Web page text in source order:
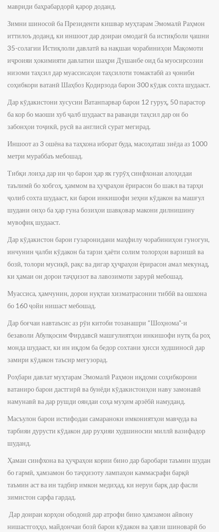
мавриди баҳрабардорӣ қарор доданд.
Зимни шиносоӣ ба Президенти кишвар муҳтарам Эмомалӣ Раҳмон
иттилоъ доданд, ки иншоот дар доираи омодагӣ ба истиқболи ҷашни
35-солагии Истиқлоли давлатӣ ва нақшаи чорабиниҳои Мақомоти
иҷроияи ҳокимияти давлатии шаҳри Душанбе оид ба муосирсозии
низоми таҳсил дар муассисаҳои таҳсилоти томактабӣ аз ҷониби
соҳибкори ватанӣ Шаҳбоз Қодирзода барои 300 кӯдак сохта шудааст.
Дар кӯдакистони хусусии Ватанпарвар барои 12 гуруҳ, 50 парастор
ба кор бо маоши хуб ҷалб шудааст ва раванди таҳсил дар он бо
забонҳои тоҷикӣ, русӣ ва англисӣ сурат мегирад.
Иншоот аз 3 ошёна ва таҳхона иборат буда, масоҳаташ зиёда аз 1000
метри мураббаъ мебошад.
Тибқи лоиҳа дар ин ҷо барои ҳар як гурӯҳ синфхонаи алоҳидаи
таълимӣ бо хобгоҳ, ҳаммом ва ҳуҷраҳои ёрирасон бо шакл ва тарҳи
ҷолиб сохта шудааст, ки барои инкишофи зеҳни кӯдакон ва машғул
шудани онҳо ба ҳар гуна бозиҳои шавқовар макони дилнишину
мувофиқ шудааст.
Дар кӯдакистон барои гузаронидани маҳфилу чорабиниҳои гуногун,
инчунин ҷалби кӯдакон ба тарзи ҳаёти солим толорҳои варзишӣ ва
бозӣ, толори мусиқӣ, рақс ва дигар ҳуҷраҳои ёрирасон амал мекунад,
ки ҳамаи он дорои таҷҳизот ва лавозимоти зарурӣ мебошад.
Муассиса, ҳамчунин, дорои нуқтаи хизматрасонии тиббӣ ва ошхона
бо 160 ҷойи нишаст мебошад.
Дар боғчаи навтаъсис аз рӯи китоби тозанашри “Шоҳнома”-и
безаволи Абулқосим Фирдавсӣ машғулиятҳои инкишофи нутқ ба роҳ
монда шудааст, ки ин иқдом ба бедор сохтани ҳисси худшиносӣ дар
замири кӯдакон таъсир мегузорад.
Роҳбари давлат муҳтарам Эмомалӣ Раҳмон иқдоми соҳибкорони
ватаниро барои дастгирӣ ва бунёди кӯдакистонҳои наву замонавӣ
намунавӣ ва дар рушди ояндаи соҳа муҳим арзёбӣ намуданд.
Масъулон барои истифодаи самараноки имкониятҳои мавҷуда ва
тарбияи дурусти кӯдакон дар руҳияи худшиносии миллӣ вазифадор
шуданд.
Ҳамаи синфхона ва ҳуҷраҳои кории бино дар баробари таъмин шудан
бо гармӣ, ҳамзамон бо таҷҳизоту лампаҳои каммасрафи барқӣ
таъмин аст ва ин тадбир имкон медиҳад, ки неруи барқ дар фасли
зимистон сарфа гардад.
Дар доираи корҳои ободонӣ дар атрофи бино ҳамзамон айвону
нишастгоҳҳо, майдончаи бозӣ барои кӯдакон ва ҳавзи шиноварӣ бо